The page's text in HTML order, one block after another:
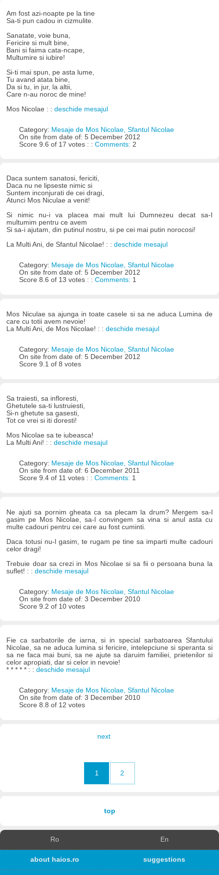
Am fost azi-noapte pe la tine
Sa-ti pun cadou in cizmulite.
Sanatate, voie buna,
Fericire si mult bine,
Bani si faima cata-ncape,
Multumire si iubire!
Si-ti mai spun, pe asta lume,
Tu avand atata bine,
Da si tu, in jur, la altii,
Care n-au noroc de mine!
Mos Nicolae : :deschide mesajul
Category: Mesaje de Mos Nicolae, Sfantul Nicolae
On site from date of: 5 December 2012
Score 9.6 of 17 votes : : Comments: 2
Daca suntem sanatosi, fericiti,
Daca nu ne lipseste nimic si
Suntem inconjurati de cei dragi,
Atunci Mos Niculae a venit!
Si nimic nu-i va placea mai mult lui Dumnezeu decat sa-I
multumim pentru ce avem
Si sa-i ajutam, din putinul nostru, si pe cei mai putin norocosi!
La Multi Ani, de Sfantul Nicolae! : :deschide mesajul
Category: Mesaje de Mos Nicolae, Sfantul Nicolae
On site from date of: 5 December 2012
Score 8.6 of 13 votes : : Comments: 1
Mos Niculae sa ajunga in toate casele si sa ne aduca Lumina de
care cu totii avem nevoie!
La Multi Ani, de Mos Nicolae! : :deschide mesajul
Category: Mesaje de Mos Nicolae, Sfantul Nicolae
On site from date of: 5 December 2012
Score 9.1 of 8 votes
Sa traiesti, sa infloresti,
Ghetutele sa-ti lustruiesti,
Si-n ghetute sa gasesti,
Tot ce vrei si iti doresti!
Mos Nicolae sa te iubeasca!
La Multi Ani! : :deschide mesajul
Category: Mesaje de Mos Nicolae, Sfantul Nicolae
On site from date of: 6 December 2011
Score 9.4 of 11 votes : : Comments: 1
Ne ajuti sa pornim gheata ca sa plecam la drum? Mergem sa-l
gasim pe Mos Nicolae, sa-l convingem sa vina si anul asta cu
multe cadouri pentru cei care au fost cuminti.
Daca totusi nu-l gasim, te rugam pe tine sa imparti multe cadouri
celor dragi!
Trebuie doar sa crezi in Mos Nicolae si sa fii o persoana buna la
suflet! : :deschide mesajul
Category: Mesaje de Mos Nicolae, Sfantul Nicolae
On site from date of: 3 December 2010
Score 9.2 of 10 votes
Fie ca sarbatorile de iarna, si in special sarbatoarea Sfantului
Nicolae, sa ne aduca lumina si fericire, intelepciune si speranta si
sa ne faca mai buni, sa ne ajute sa daruim familiei, prietenilor si
celor apropiati, dar si celor in nevoie!
* * * * * : :deschide mesajul
Category: Mesaje de Mos Nicolae, Sfantul Nicolae
On site from date of: 3 December 2010
Score 8.8 of 12 votes
next
1 2
top
Ro En
about haios.ro suggestions